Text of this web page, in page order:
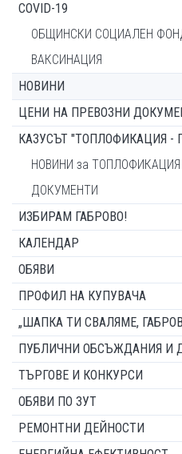
COVID-19
ОБЩИНСКИ СОЦИАЛЕН
ВАКСИНАЦИЯ
НОВИНИ
ЦЕНИ НА ПРЕВОЗНИ
КАЗУСЪТ "ТОПЛОФИКАЦИЯ -
НОВИНИ за ТОПЛОФИКАЦИЯ
ДОКУМЕНТИ
ИЗБИРАМ ГАБРОВО!
КАЛЕНДАР
ОБЯВИ
ПРОФИЛ НА КУПУВАЧА
„ШАПКА ТИ СВАЛЯМЕ,
ПУБЛИЧНИ ОБСЪЖДАНИЯ И
ТЪРГОВЕ И КОНКУРСИ
ОБЯВИ ПО ЗУТ
РЕМОНТНИ ДЕЙНОСТИ